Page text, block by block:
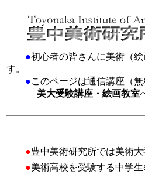
●初心者の皆さんに美術（
す。
●このページは通信講座（
美大受験講座・絵画教室
●豊中美術研究所では美術
●美術高校を受験する中学